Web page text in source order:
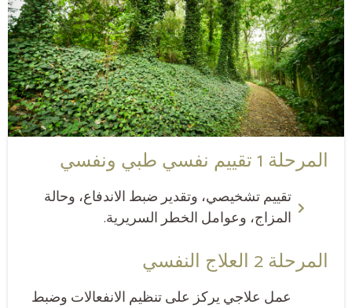
المرحلة 1 تقييم نفسي طبي ونفسي
تقييم تشخيصي، وتقدير ضبط الاندفاع، وحالة
المزاج، وعوامل الخطر السريرية.
المرحلة 2 العلاج النفسي
عمل علاجي يركز على تنظيم الانفعالات وضبط